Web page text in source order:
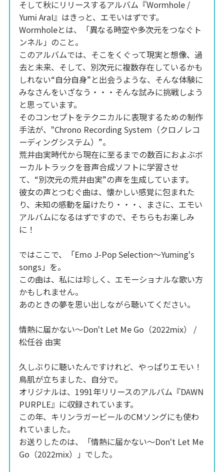
そして秋にリリースするアルバム『Wormhole /
Yumi AraI』はきっと、エモいはずです。
Wormholeとは、「異なる時空や多次元をつなぐト
ンネル」のこと。
このアルバムでは、そこをくぐって現実と想像、過
去と未来、そして、別次元に複数存在しているかも
しれない“自分自身”と出会うような、そんな体験に
みなさんをいざなう・・・そんな試みに挑戦しよう
と思っています。
そのコンセプトをテクニカルに表現するための制作
手法が、"Chrono Recording System（クロノレコ
ーディングシステム）”。
荒井由実時代から現在に至るまでの数百におよぶボ
ーカルトラックを音声合成ソフトに学習させ
て、“別次元の荒井由実”の声を生成しています。
彼女の声とつむぐ曲は、懐かしい感覚に包まれた
り、未知の感動を届けたり・・・、まさに、エモい
アルバムになるはずですので、そちらもお楽しみ
に！
ではここで、「Emo J-Pop Selection～Yuming's
songs」を。
この曲は、私には珍しく、エモーショナルな歌い方
かもしれません。
あのときの夢を思い出しながら聴いてください。
情熱に届かない～Don't Let Me Go（2022mix） /
松任谷 由実
久しぶりに聴いたんですけれど、やっぱりエモい！
鳥肌が立ちました、自分で。
オリジナルは、1991年リリースのアルバム『DAWN
PURPLE』に収録されています。
この年、キリンラガービールのCMソングにも使わ
れていました。
お送りしたのは、「情熱に届かない～Don't Let Me
Go（2022mix）」でした。